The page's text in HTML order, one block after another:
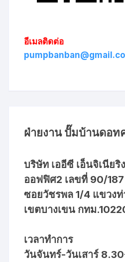
อีเมลติดต่อ
ฝ่ายงาน ปั๊มบ้านดอท
บริษัท เออีซี เอ็นจิเนียริ
ออฟฟิศ2 เลขที่ 90/187
ซอยวัชรพล 1/4 แขวงท่
เขตบางเขน กทม
เวลาทำการ
วันจันทร์-วันเสาร์